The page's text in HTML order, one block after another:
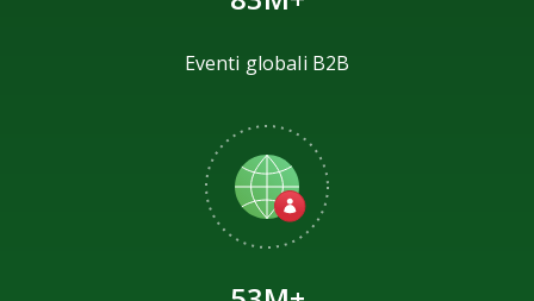
Eventi globali B2B